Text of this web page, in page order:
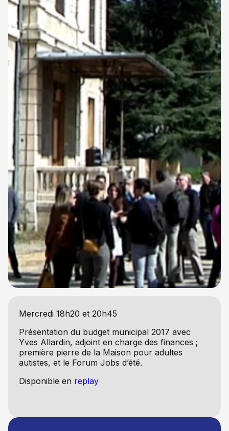
Mercredi 18h20 et 20h45
Présentation du budget municipal 2017 avec
Yves Allardin, adjoint en charge des finances ;
première pierre de la Maison pour adultes
autistes, et le Forum Jobs d’été.
Disponible en replay